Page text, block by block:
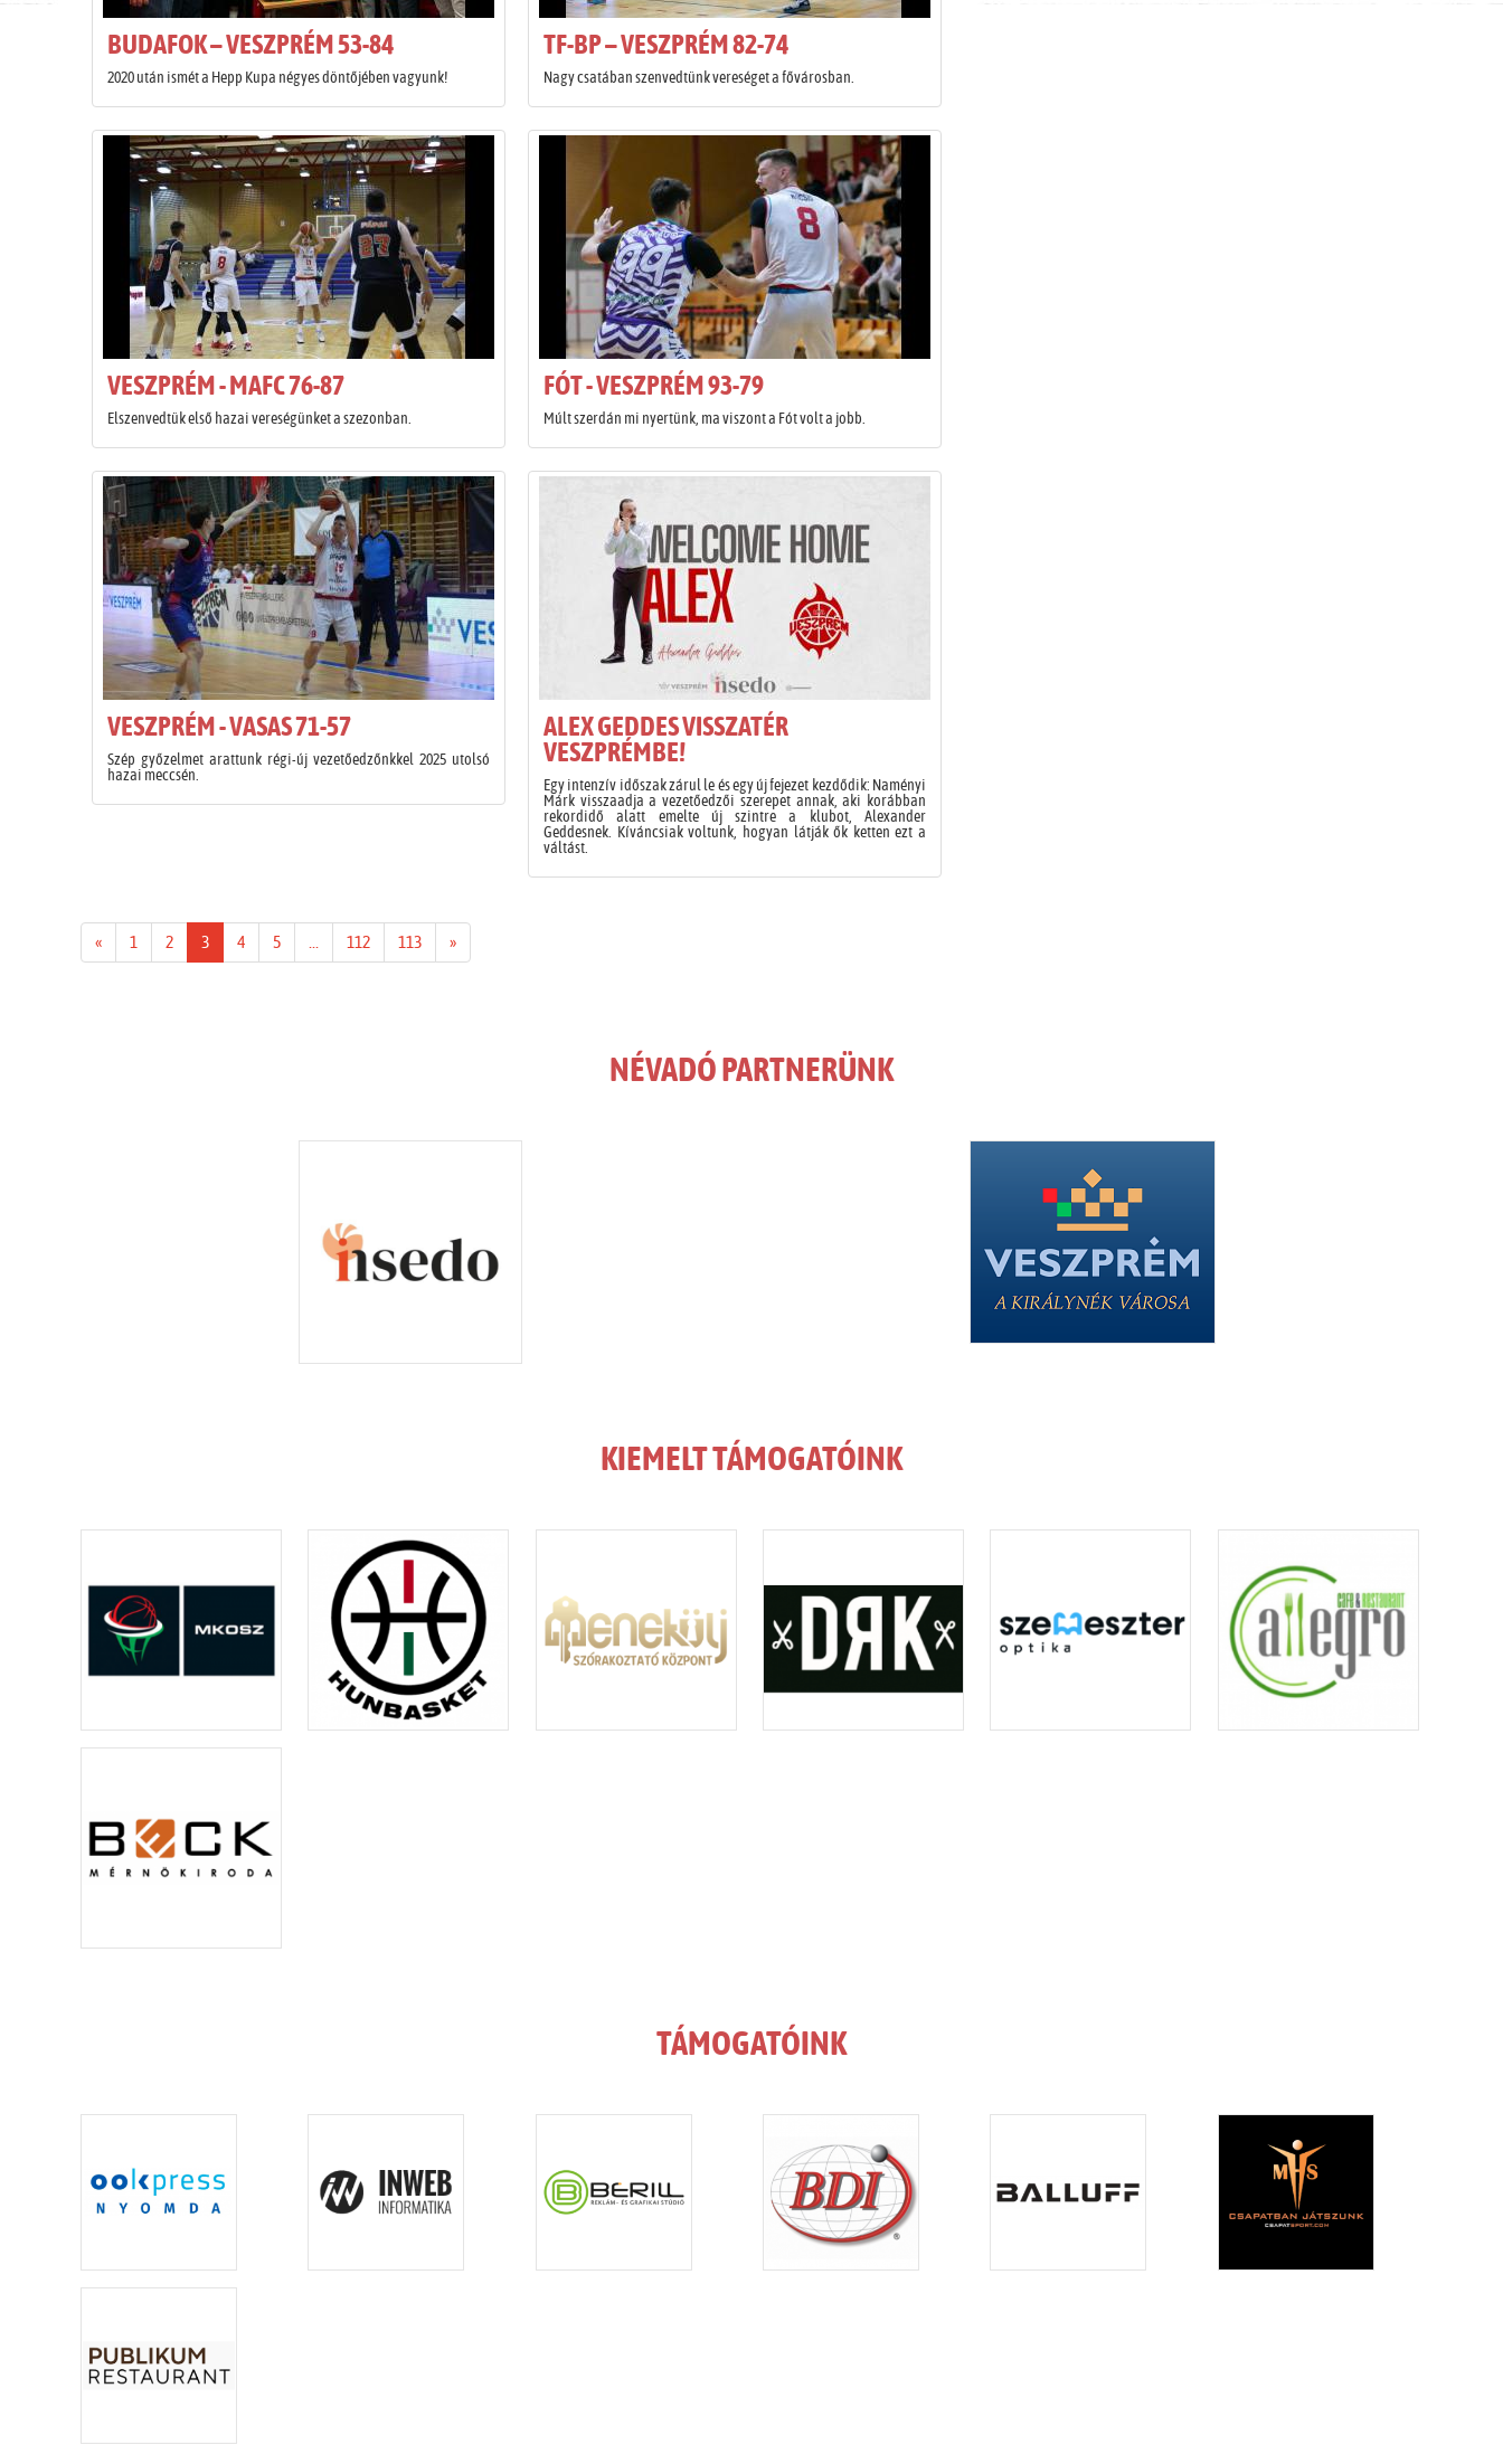
BUDAFOK – VESZPRÉM 53-84
2020 után ismét a Hepp Kupa négyes döntőjében vagyunk!
TF-BP – VESZPRÉM 82-74
Nagy csatában szenvedtünk vereséget a fővárosban.
VESZPRÉM - MAFC 76-87
Elszenvedtük első hazai vereségünket a szezonban.
FÓT - VESZPRÉM 93-79
Múlt szerdán mi nyertünk, ma viszont a Fót volt a jobb.
VESZPRÉM - VASAS 71-57
Szép győzelmet arattunk régi-új vezetőedzőnkkel 2025 utolsó
hazai meccsén.
ALEX GEDDES VISSZATÉR
VESZPRÉMBE!
Egy intenzív időszak zárul le és egy új fejezet kezdődik: Naményi
Márk visszaadja a vezetőedzői szerepet annak, aki korábban
rekordidő alatt emelte új szintre a klubot, Alexander
Geddesnek. Kíváncsiak voltunk, hogyan látják ők ketten ezt a
váltást.
« 1 2 3 4 5 112 113 »
NÉVADÓ PARTNERÜNK
KIEMELT TÁMOGATÓINK
TÁMOGATÓINK